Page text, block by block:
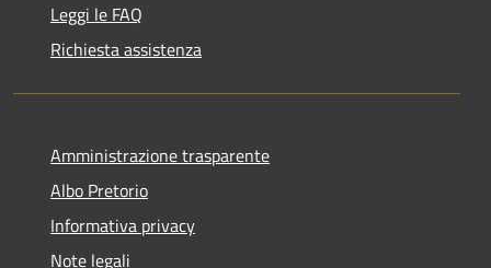
Leggi le FAQ
Richiesta assistenza
Amministrazione trasparente
Albo Pretorio
Informativa privacy
Note legali